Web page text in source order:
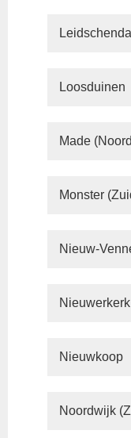
Loosduinen
Made
Monster
Nieuw-
Nieuwkoop
Noordwijk